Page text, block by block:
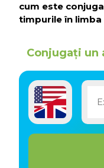
cum este
timpurile în limba
Conjugați un